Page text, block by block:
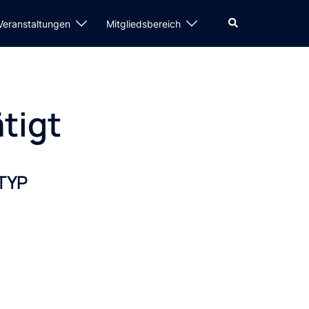
Mitgliedsbereich Suche